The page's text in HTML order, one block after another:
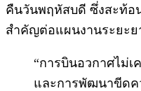
คืนวันพฤหัสบดี ซึ่งสะท้อ
สำคัญต่อแผนงานระยะย
“การบินอวกาศไม่
และการพัฒนาขีดค